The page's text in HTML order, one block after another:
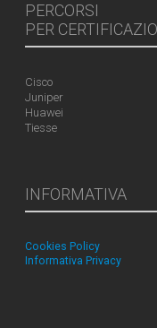
PERCORSI
PER
Cisco
Juniper
Huawei
Tiesse
INFORMATIVA
Cookies Policy
Informativa Privacy